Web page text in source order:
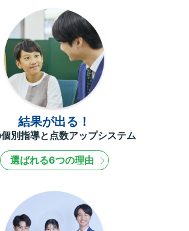
結果が出る！
別指導と点数アップシステム
選ばれる6つの理由